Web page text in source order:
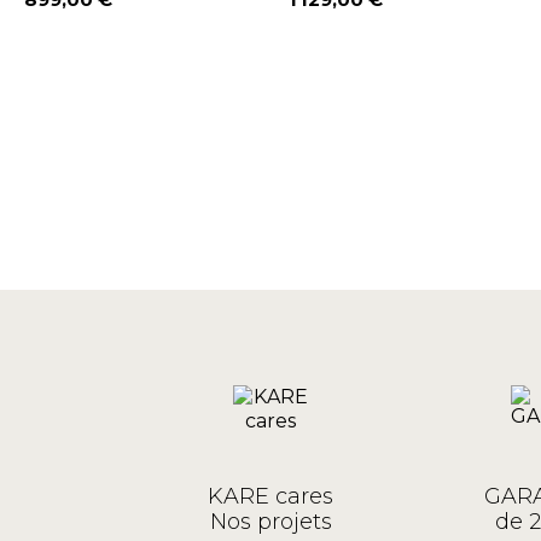
Prix
Prix
KARE cares
Nos projets
de